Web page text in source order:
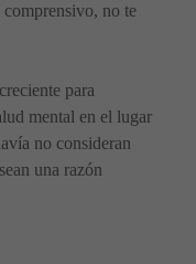
no te
para
mental en el lugar
no consideran
una razón